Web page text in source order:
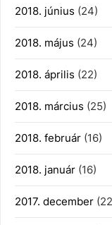
2018. június (24)
2018. május (24)
2018. április (22)
2018. március (25)
2018. február (16)
2018. január (16)
2017. december